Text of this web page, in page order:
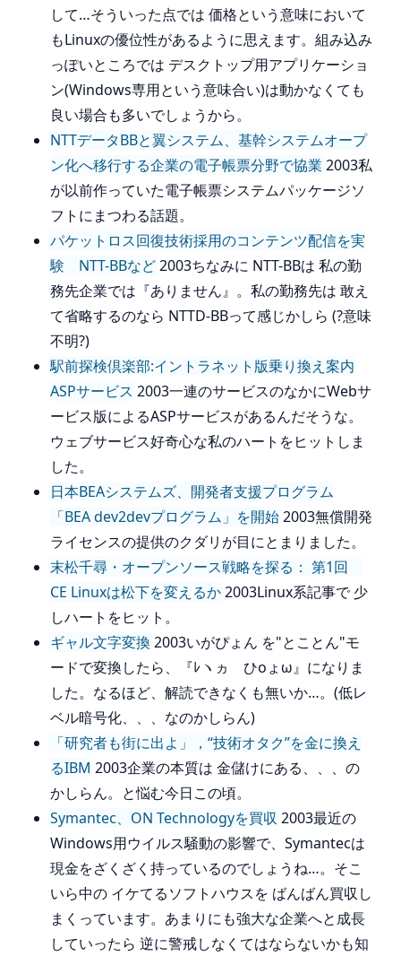
して…そういった点では 価格という意味において
もLinuxの優位性があるように思えます。組み込み
っぽいところでは デスクトップ用アプリケーショ
ン(Windows専用という意味合い)は動かなくても
良い場合も多いでしょうから。
NTTデータBBと翼システム、基幹システムオープ
ン化へ移行する企業の電子帳票分野で協業 2003私
が以前作っていた電子帳票システムパッケージソ
フトにまつわる話題。
パケットロス回復技術採用のコンテンツ配信を実
験 NTT-BBなど2003ちなみに NTT-BBは 私の勤
務先企業では『ありません』。私の勤務先は 敢え
て省略するのなら NTTD-BBって感じかしら (?意味
不明?)
駅前探検倶楽部:イントラネット版乗り換え案内
ASPサービス 2003一連のサービスのなかにWebサ
ービス版によるASPサービスがあるんだそうな。
ウェブサービス好奇心な私のハートをヒットしま
した。
日本BEAシステムズ、開発者支援プログラム
「BEA dev2devプログラム」を開始2003無償開発
ライセンスの提供のクダリが目にとまりました。
末松千尋・オープンソース戦略を探る： 第1回
CE Linuxは松下を変えるか2003Linux系記事で 少
しハートをヒット。
ギャル文字変換 2003いがぴょん を"とことん"モ
ードで変換したら、『ﾚヽヵゞひoょω』になりま
した。なるほど、解読できなくも無いか…。(低レ
ベル暗号化、、、なのかしらん)
「研究者も街に出よ」，“技術オタク”を金に換え
るIBM 2003企業の本質は 金儲けにある、、、の
かしらん。と悩む今日この頃。
Symantec、ON Technologyを買収 2003最近の
Windows用ウイルス騒動の影響で、Symantecは
現金をざくざく持っているのでしょうね…。そこ
いら中の イケてるソフトハウスを ばんばん買収し
まくっています。あまりにも強大な企業へと成長
していったら 逆に警戒しなくてはならないかも知